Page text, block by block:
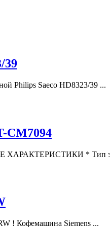
39
Philips Saeco HD8323/39 ...
CM7094
ХАРАКТЕРИСТИКИ * Тип
! Кофемашина Siemens ...